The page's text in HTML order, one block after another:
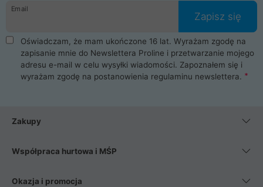
Email
Zapisz się
Oświadczam, że mam ukończone 16 lat. Wyrażam zgodę na
zapisanie mnie do Newslettera Proline i przetwarzanie mojego
adresu e-mail w celu wysyłki wiadomości. Zapoznałem się i
wyrażam zgodę na postanowienia regulaminu newslettera.
Zakupy
Współpraca hurtowa i MŚP
Okazja i promocja